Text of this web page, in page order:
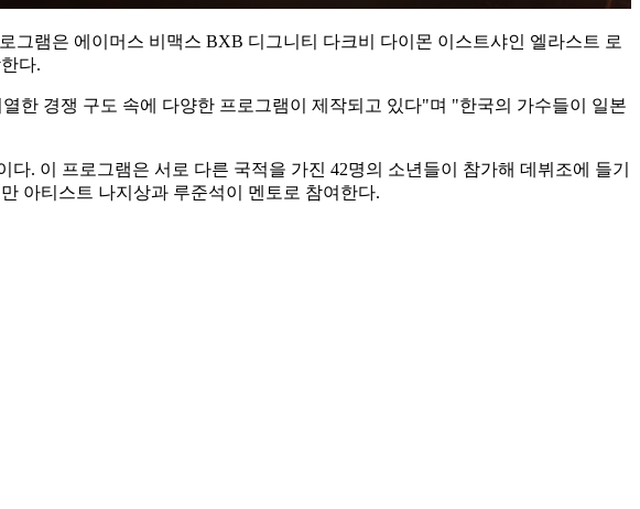
그램은 에이머스 비맥스 BXB 디그니티 다크비 다이몬 이스트샤인 엘라스트 로
다.
한 경쟁 구도 속에 다양한 프로그램이 제작되고 있다"며 "한국의 가수들이 일본
. 이 프로그램은 서로 다른 국적을 가진 42명의 소년들이 참가해 데뷔조에 들기
아티스트 나지상과 루준석이 멘토로 참여한다.